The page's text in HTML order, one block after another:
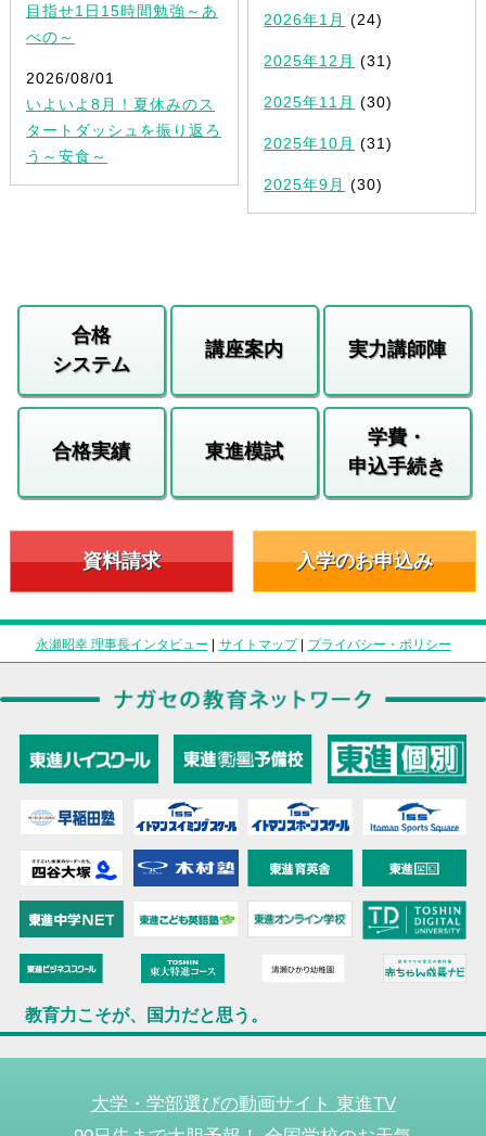
目指せ1日15時間勉強～あ
べの～
2026/08/01
いよいよ8月！夏休みのス
タートダッシュを振り返ろ
う～安食～
2026年1月 (24)
2025年12月 (31)
2025年11月 (30)
2025年10月 (31)
2025年9月 (30)
合格
システム
講座案内 実力講師陣
合格実績 東進模試
学費・
申込手続き
資料請求 入学のお申込み
永瀬昭幸 理事長インタビュー | サイトマップ| プライバシー・ポリシー
教育力こそが、国力だと思う。
大学・学部選びの動画サイト 東進TV